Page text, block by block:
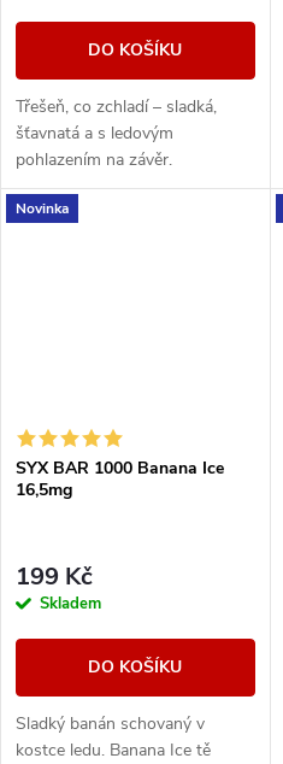
DO KOŠÍKU
Třešeň, co zchladí – sladká,
šťavnatá a s ledovým
pohlazením na závěr.
Novinka
SYX BAR 1000 Banana Ice
16,5mg
199 Kč
Skladem
DO KOŠÍKU
Sladký banán schovaný v
kostce ledu. Banana Ice tě